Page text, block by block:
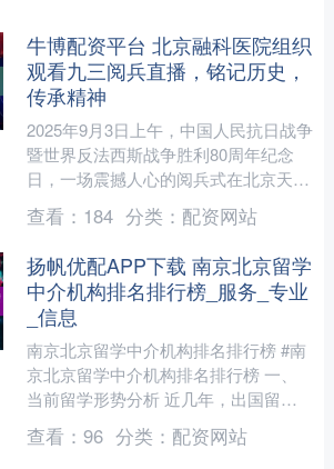
牛博配资平台 北京融科医院组织
观看九三阅兵直播，铭记历史，
传承精神
2025年9月3日上午，中国人民抗日战争
暨世界反法西斯战争胜利80周年纪念
日，一场震撼人心的阅兵式在北京天安
门广场隆重举行。北京融科医院组织医
护人员集体观看这场....
查看： 184 分类： 配资网站
扬帆优配APP下载 南京北京留学
中介机构排名排行榜_服务_专业
_信息
南京北京留学中介机构排名排行榜 #南
京北京留学中介机构排名排行榜 一、
当前留学形势分析 近几年，出国留学
热度持续不减。尽管国际环境存在不确
定性，英美港新澳等主....
查看： 96 分类： 配资网站